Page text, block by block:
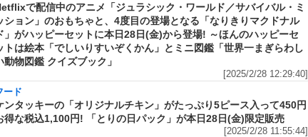
で配信中のアニメ「ジュラシック・ワールド／サバイバル・ミ
ション」のおもちゃと、4度目の登場となる「なりきりマクドナル
」がハッピーセットに本日28日(金)から登場! ～ほんのハッピーセ
トは絵本「でしいりすいぞくかん」とミニ図鑑「世界一まぎらわし
動物図鑑 クイズブック」
[2025/2/28 12:29:40]
ード
ンタッキーの「オリジナルチキン」がたっぷり5ピース入って450円
得な税込1,100円! 「とりの日パック」が本日28日(金)限定販売
[2025/2/28 11:55:44]